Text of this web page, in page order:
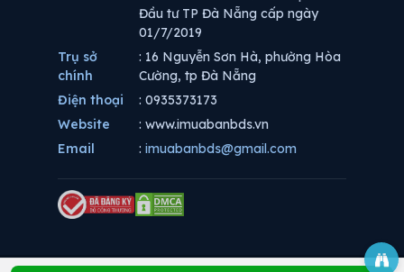
Đầu tư TP Đà Nẵng cấp ngày
01/7/2019
Trụ sở
chính
: 16 Nguyễn Sơn Hà, phường Hòa
Cường, tp Đà Nẵng
Điện thoại
: 0935373173
Website
: www.imuabanbds.vn
Email
: imuabanbds@gmail.com